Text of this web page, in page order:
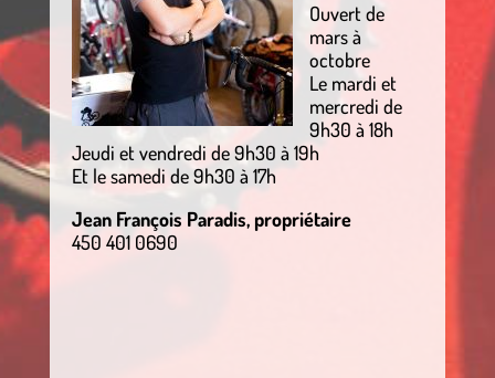
Ouvert de
mars à
octobre
Le mardi et
mercredi de
9h30 à 18h
Jeudi et vendredi de 9h30 à 19h
Et le samedi de 9h30 à 17h
Jean François Paradis, propriétaire
450 401 0690